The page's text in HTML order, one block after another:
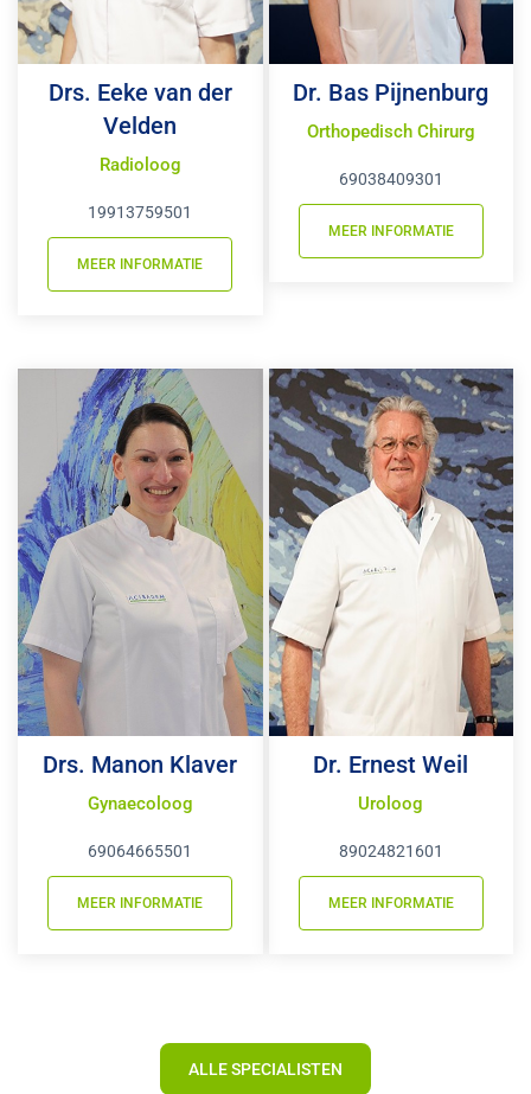
Drs. Eeke van der
Velden
Radioloog
19913759501
MEER INFORMATIE
Dr. Bas Pijnenburg
Orthopedisch Chirurg
69038409301
MEER INFORMATIE
Drs. Manon Klaver
Gynaecoloog
69064665501
MEER INFORMATIE
Dr. Ernest Weil
Uroloog
89024821601
MEER INFORMATIE
ALLE SPECIALISTEN